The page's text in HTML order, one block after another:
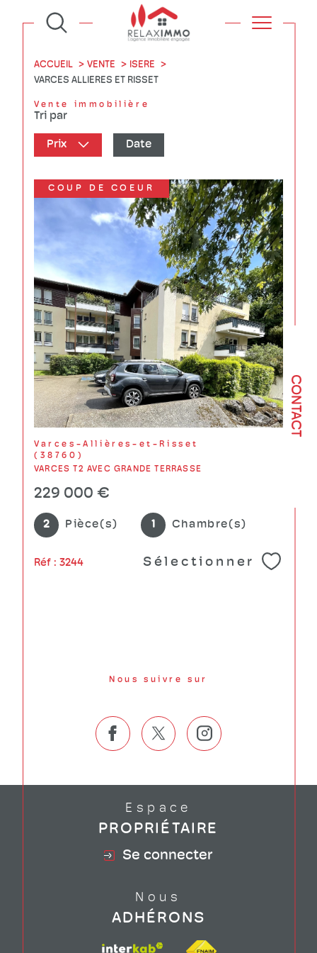
CONTACT
ACCUEIL VENTE
ISERE
VARCES ALLIERES ET RISSET
Vente immobilière
Tri par
Prix Date
COUP DE COEUR
Varces-Allières-et-Risset
(38760)
VARCES T2 AVEC GRANDE TERRASSE
229 000 €
2 Pièce(s) 1 Chambre(s)
Réf : 3244 Sélectionner
Nous suivre sur
Espace
PROPRIÉTAIRE
Se connecter
Nous
ADHÉRONS